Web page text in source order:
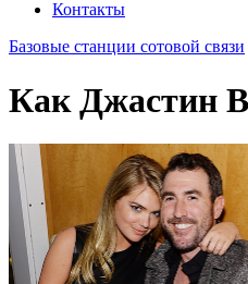
Контакты
Базовые станции сотовой связи
Как Джастин